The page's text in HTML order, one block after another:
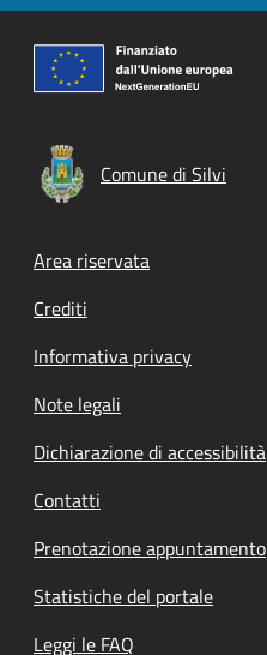
Comune di Silvi
Footer menu
Area riservata
Crediti
Informativa privacy
Note legali
Dichiarazione di accessibilità
Contatti
Prenotazione appuntamento
Statistiche del portale
Leggi le FAQ